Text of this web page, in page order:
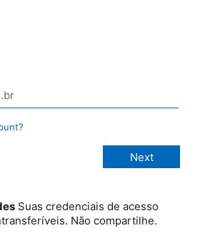
Suas credenciais de acesso
Não compartilhe.